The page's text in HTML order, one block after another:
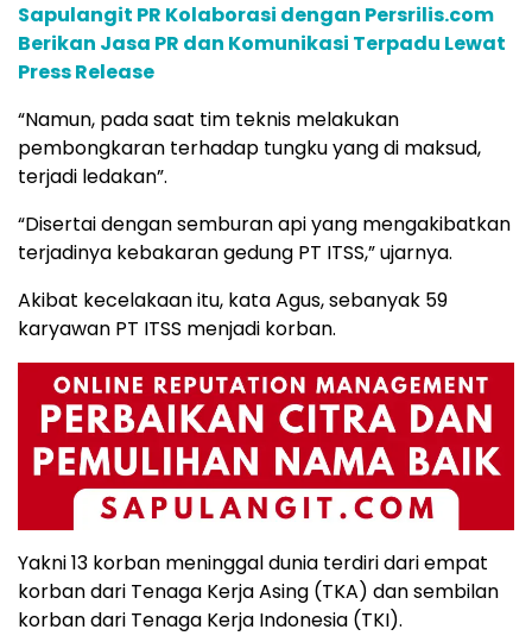
Sapulangit PR Kolaborasi dengan Persrilis.com
Berikan Jasa PR dan Komunikasi Terpadu Lewat
Press Release
“Namun, pada saat tim teknis melakukan
pembongkaran terhadap tungku yang di maksud,
terjadi ledakan”.
“Disertai dengan semburan api yang mengakibatkan
terjadinya kebakaran gedung PT ITSS,” ujarnya.
Akibat kecelakaan itu, kata Agus, sebanyak 59
karyawan PT ITSS menjadi korban.
Yakni 13 korban meninggal dunia terdiri dari empat
korban dari Tenaga Kerja Asing (TKA) dan sembilan
korban dari Tenaga Kerja Indonesia (TKI).